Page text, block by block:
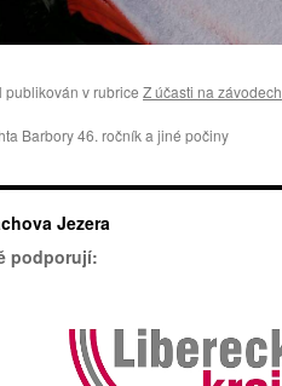
publikován v rubrice Z účasti na závodech
Barbory 46. ročník a jiné počiny
Jezera
podporují: